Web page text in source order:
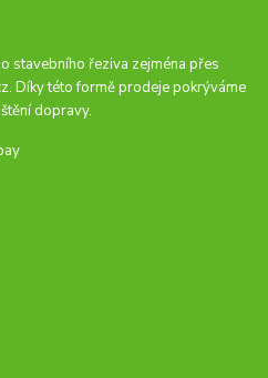
stavebního řeziva zejména přes
. Díky této formě prodeje pokrýváme
dopravy.